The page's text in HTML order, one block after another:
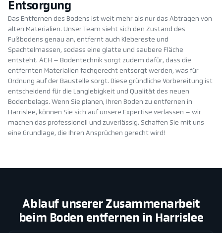
Entsorgung
Das Entfernen des Bodens ist weit mehr als nur das Abtragen von
alten Materialien. Unser Team sieht sich den Zustand des
Fußbodens genau an, entfernt auch Klebereste und
Spachtelmassen, sodass eine glatte und saubere Fläche
entsteht. ACH – Bodentechnik sorgt zudem dafür, dass die
entfernten Materialien fachgerecht entsorgt werden, was für
Ordnung auf der Baustelle sorgt. Diese gründliche Vorbereitung ist
entscheidend für die Langlebigkeit und Qualität des neuen
Bodenbelags. Wenn Sie planen, Ihren Boden zu entfernen in
Harrislee, können Sie sich auf unsere Expertise verlassen – wir
machen das professionell und zuverlässig. Schaffen Sie mit uns
eine Grundlage, die Ihren Ansprüchen gerecht wird!
Ablauf unserer Zusammenarbeit
beim Boden entfernen in Harrislee